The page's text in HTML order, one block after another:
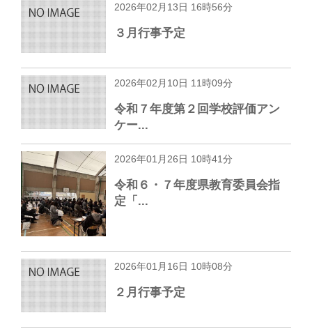
2026年02月13日 16時56分
３月行事予定
2026年02月10日 11時09分
令和７年度第２回学校評価アン
ケー...
2026年01月26日 10時41分
令和６・７年度県教育委員会指
定「...
2026年01月16日 10時08分
２月行事予定